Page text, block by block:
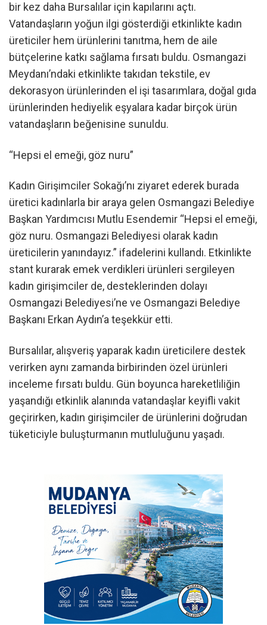
bir kez daha Bursalılar için kapılarını açtı.
Vatandaşların yoğun ilgi gösterdiği etkinlikte kadın
üreticiler hem ürünlerini tanıtma, hem de aile
bütçelerine katkı sağlama fırsatı buldu. Osmangazi
Meydanı’ndaki etkinlikte takıdan tekstile, ev
dekorasyon ürünlerinden el işi tasarımlara, doğal gıda
ürünlerinden hediyelik eşyalara kadar birçok ürün
vatandaşların beğenisine sunuldu.
“Hepsi el emeği, göz nuru”
Kadın Girişimciler Sokağı’nı ziyaret ederek burada
üretici kadınlarla bir araya gelen Osmangazi Belediye
Başkan Yardımcısı Mutlu Esendemir “Hepsi el emeği,
göz nuru. Osmangazi Belediyesi olarak kadın
üreticilerin yanındayız.” ifadelerini kullandı. Etkinlikte
stant kurarak emek verdikleri ürünleri sergileyen
kadın girişimciler de, desteklerinden dolayı
Osmangazi Belediyesi’ne ve Osmangazi Belediye
Başkanı Erkan Aydın’a teşekkür etti.
Bursalılar, alışveriş yaparak kadın üreticilere destek
verirken aynı zamanda birbirinden özel ürünleri
inceleme fırsatı buldu. Gün boyunca hareketliliğin
yaşandığı etkinlik alanında vatandaşlar keyifli vakit
geçirirken, kadın girişimciler de ürünlerini doğrudan
tüketiciyle buluşturmanın mutluluğunu yaşadı.